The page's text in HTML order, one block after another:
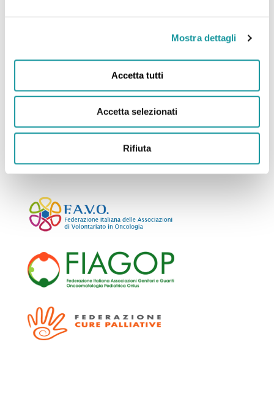
Mostra dettagli
Accetta tutti
Accetta selezionati
Rifiuta
Ospedaliero-Universitaria di Bologna
Struttura Semplice Dipartimentale di
Fax.0039 051 309650